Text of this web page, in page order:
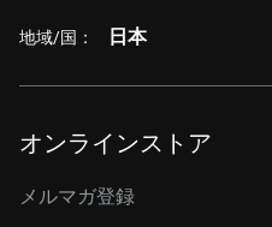
地域/国： 日本
オンラインストア
メルマガ登録